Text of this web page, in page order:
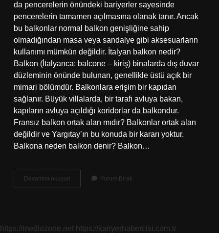
da pencerelerin önündeki bariyerler sayesinde
pencerelerin tamamen açılmasına olanak tanır. Ancak
bu balkonlar normal balkon genişliğine sahip
olmadığından masa veya sandalye gibi aksesuarların
kullanımı mümkün değildir. İtalyan balkon nedir?
Balkon (İtalyanca: balcone – kiriş) binalarda dış duvar
düzleminin önünde bulunan, genellikle üstü açık bir
mimari bölümdür. Balkonlara erişim bir kapıdan
sağlanır. Büyük villalarda, bir tarafı avluya bakan,
kapıların avluya açıldığı koridorlar da balkondur.
Fransız balkon ortak alan mıdır? Balkonlar ortak alan
değildir ve Yargıtay’ın bu konuda bir kararı yoktur.
Balkona neden balkon denir? Balkon…
Devamını okuyun
Fransız
Yorum Bırak
https://mediazone.net https://kariyerhabercisi.com.tr